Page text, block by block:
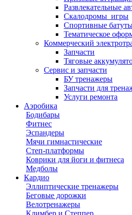
Развлекательные
Скалодромы_игры
Спортивные
Тематическое
Коммерческий
Запчасти
Тяговые
Сервис и запчасти
БУ тренажеры
Запчасти для
Услуги ремонта
Аэробика
Бодибары
Фитнес
Эспандеры
Мячи гимнастические
Степ-платформы
Коврики для йоги и фитнеса
Медболы
Кардио
Эллиптические тренажеры
Беговые дорожки
Велотренажеры
Климбер и Степпер